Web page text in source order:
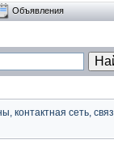
Объявления
контактная сеть,